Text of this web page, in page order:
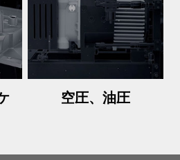
空圧、油圧